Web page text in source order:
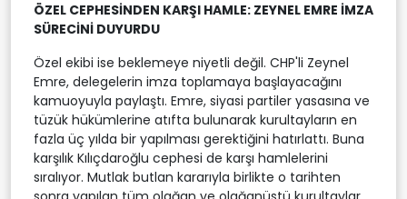
ÖZEL CEPHESİNDEN KARŞI HAMLE: ZEYNEL EMRE İMZA
SÜRECİNİ DUYURDU
Özel ekibi ise beklemeye niyetli değil. CHP'li Zeynel
Emre, delegelerin imza toplamaya başlayacağını
kamuoyuyla paylaştı. Emre, siyasi partiler yasasına ve
tüzük hükümlerine atıfta bulunarak kurultayların en
fazla üç yılda bir yapılması gerektiğini hatırlattı. Buna
karşılık Kılıçdaroğlu cephesi de karşı hamlelerini
sıralıyor. Mutlak butlan kararıyla birlikte o tarihten